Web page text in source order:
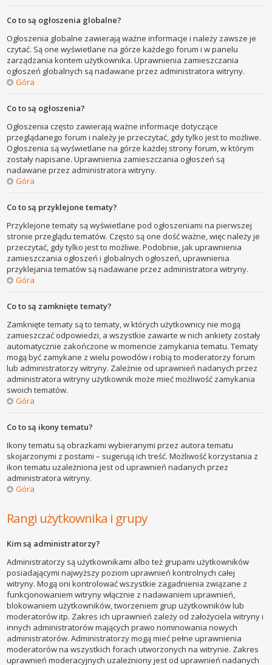
Co to są ogłoszenia globalne?
Ogłoszenia globalne zawierają ważne informacje i należy zawsze je
czytać. Są one wyświetlane na górze każdego forum i w panelu
zarządzania kontem użytkownika. Uprawnienia zamieszczania
ogłoszeń globalnych są nadawane przez administratora witryny.
Góra
Co to są ogłoszenia?
Ogłoszenia często zawierają ważne informacje dotyczące
przeglądanego forum i należy je przeczytać, gdy tylko jest to możliwe.
Ogłoszenia są wyświetlane na górze każdej strony forum, w którym
zostały napisane. Uprawnienia zamieszczania ogłoszeń są
nadawane przez administratora witryny.
Góra
Co to są przyklejone tematy?
Przyklejone tematy są wyświetlane pod ogłoszeniami na pierwszej
stronie przeglądu tematów. Często są one dość ważne, więc należy je
przeczytać, gdy tylko jest to możliwe. Podobnie, jak uprawnienia
zamieszczania ogłoszeń i globalnych ogłoszeń, uprawnienia
przyklejania tematów są nadawane przez administratora witryny.
Góra
Co to są zamknięte tematy?
Zamknięte tematy są to tematy, w których użytkownicy nie mogą
zamieszczać odpowiedzi, a wszystkie zawarte w nich ankiety zostały
automatycznie zakończone w momencie zamykania tematu. Tematy
mogą być zamykane z wielu powodów i robią to moderatorzy forum
lub administratorzy witryny. Zależnie od uprawnień nadanych przez
administratora witryny użytkownik może mieć możliwość zamykania
swoich tematów.
Góra
Co to są ikony tematu?
Ikony tematu są obrazkami wybieranymi przez autora tematu
skojarzonymi z postami – sugerują ich treść. Możliwość korzystania z
ikon tematu uzależniona jest od uprawnień nadanych przez
administratora witryny.
Góra
Rangi użytkownika i grupy
Kim są administratorzy?
Administratorzy są użytkownikami albo też grupami użytkowników
posiadającymi najwyższy poziom uprawnień kontrolnych całej
witryny. Mogą oni kontrolować wszystkie zagadnienia związane z
funkcjonowaniem witryny włącznie z nadawaniem uprawnień,
blokowaniem użytkowników, tworzeniem grup użytkowników lub
moderatorów itp. Zakres ich uprawnień zależy od założyciela witryny i
innych administratorów mających prawo nominowania nowych
administratorów. Administratorzy mogą mieć pełne uprawnienia
moderatorów na wszystkich forach utworzonych na witrynie. Zakres
uprawnień moderacyjnych uzależniony jest od uprawnień nadanych